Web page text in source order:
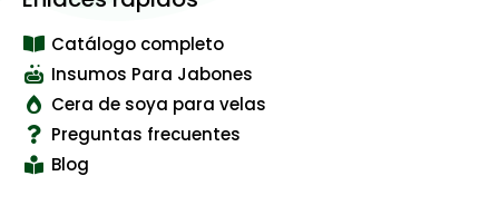
Catálogo completo
Insumos Para Jabones
Cera de soya para velas
Preguntas frecuentes
Blog